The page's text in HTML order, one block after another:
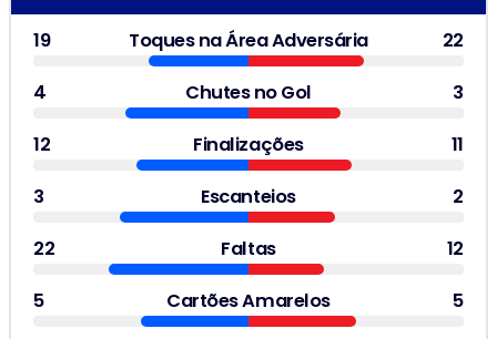
19 Toques na Área Adversária 22
4 Chutes no Gol 3
12 Finalizações 11
3 Escanteios 2
22 Faltas 12
5 Cartões Amarelos 5